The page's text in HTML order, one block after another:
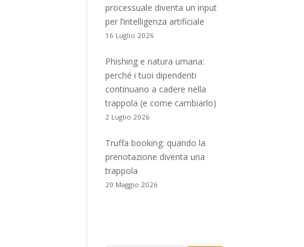
processuale diventa un input
per l’intelligenza artificiale
16 Luglio 2026
Phishing e natura umana:
perché i tuoi dipendenti
continuano a cadere nella
trappola (e come cambiarlo)
2 Luglio 2026
Truffa booking: quando la
prenotazione diventa una
trappola
20 Maggio 2026